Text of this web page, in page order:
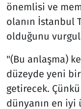
önemlisi ve
olanın İstanbul
olduğunu
"(Bu anlaşma)
düzeyde yeni
getirecek.
dünyanın en iyi